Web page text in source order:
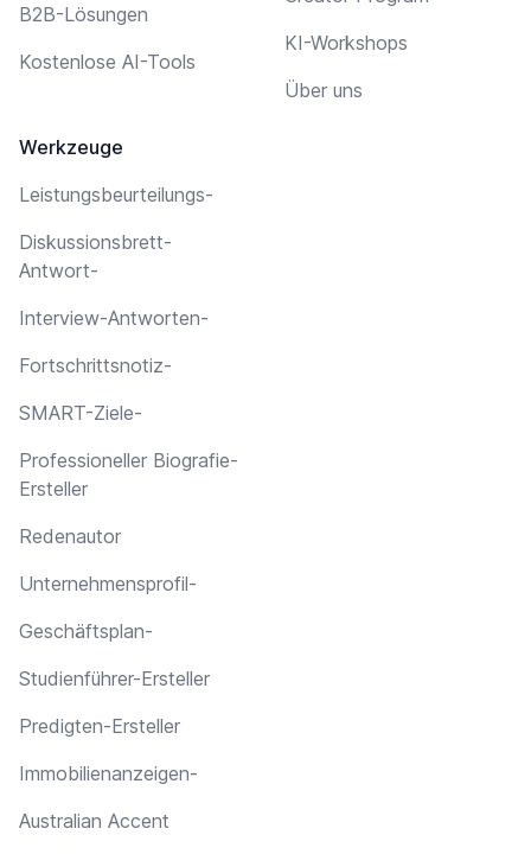
B2B-Lösungen
Kostenlose AI-Tools
Werkzeuge
Leistungsbeurteilungs-
Diskussionsbrett-
Antwort-
Interview-Antworten-
Fortschrittsnotiz-
SMART-Ziele-
Professioneller Biografie-
Ersteller
Redenautor
Unternehmensprofil-
Geschäftsplan-
Studienführer-Ersteller
Predigten-Ersteller
Immobilienanzeigen-
Australian Accent
KI-Workshops
Über uns